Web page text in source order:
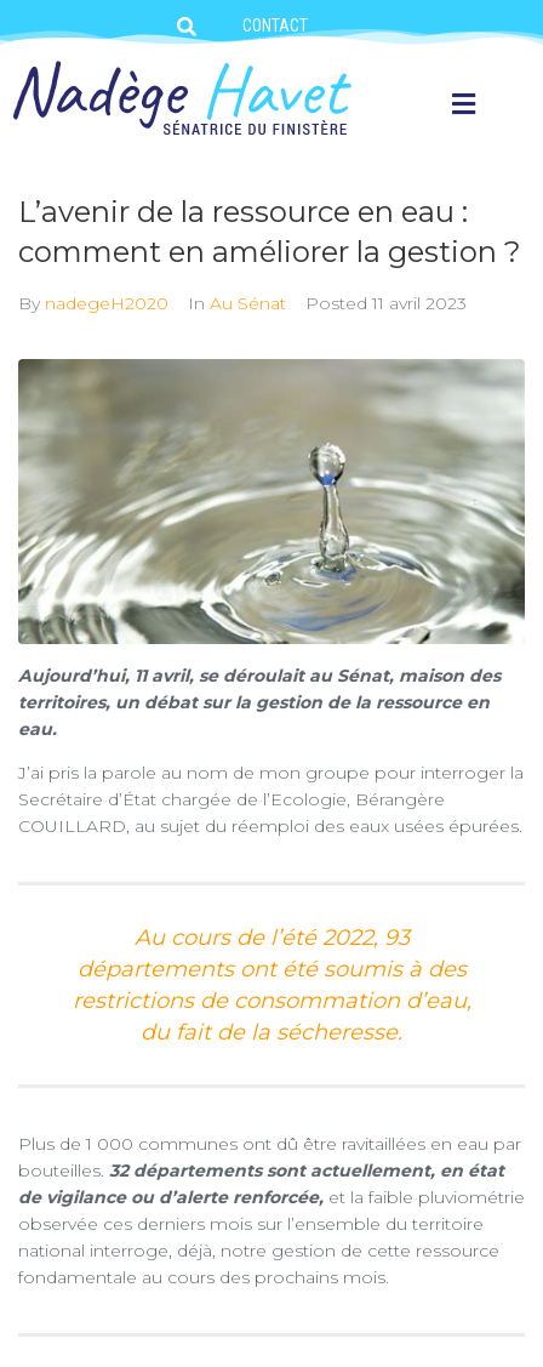
CONTACT
L’avenir de la ressource en eau :
comment en améliorer la gestion ?
By nadegeH2020 In Au Sénat Posted 11 avril 2023
Aujourd’hui, 11 avril, se déroulait au Sénat, maison des
territoires, un débat sur la gestion de la ressource en
eau.
J’ai pris la parole au nom de mon groupe pour interroger la
Secrétaire d’État chargée de l’Ecologie, Bérangère
COUILLARD, au sujet du réemploi des eaux usées épurées.
Au cours de l’été 2022, 93
départements ont été soumis à des
restrictions de consommation d’eau,
du fait de la sécheresse.
Plus de 1 000 communes ont dû être ravitaillées en eau par
bouteilles. 32 départements sont actuellement, en état
de vigilance ou d’alerte renforcée, et la faible pluviométrie
observée ces derniers mois sur l’ensemble du territoire
national interroge, déjà, notre gestion de cette ressource
fondamentale au cours des prochains mois.